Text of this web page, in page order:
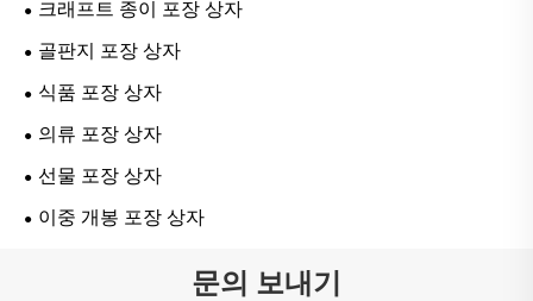
크래프트 종이 포장 상자
골판지 포장 상자
식품 포장 상자
의류 포장 상자
선물 포장 상자
이중 개봉 포장 상자
문의 보내기